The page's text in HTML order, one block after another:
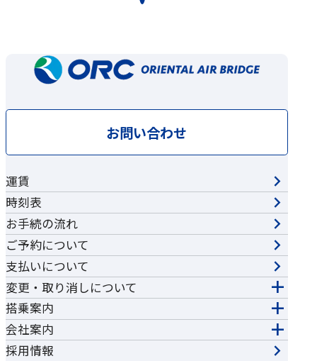
お問い合わせ
運賃
時刻表
お手続の流れ
ご予約について
支払いについて
変更・取り消しについて
搭乗案内
会社案内
採用情報